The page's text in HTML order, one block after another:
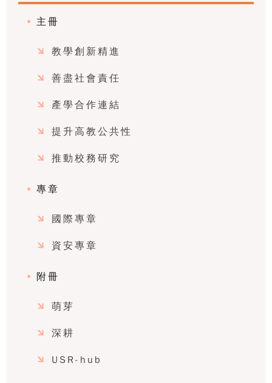
主冊
教學創新精進
善盡社會責任
產學合作連結
提升高教公共性
推動校務研究
專章
國際專章
資安專章
附冊
萌芽
深耕
USR-hub